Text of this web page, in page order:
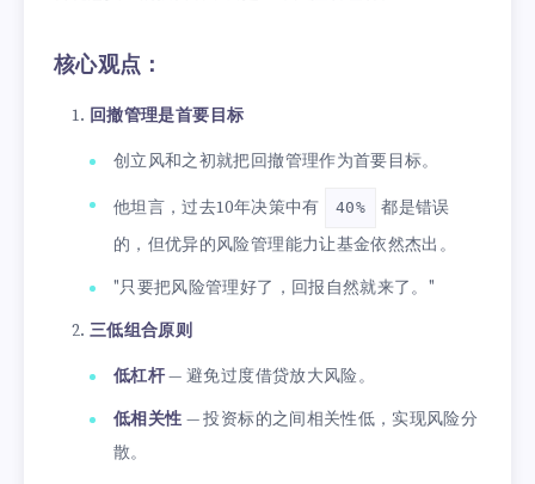
核心观点：
回撤管理是首要目标
创立风和之初就把回撤管理作为首要目标。
他坦言，过去10年决策中有 40%
都是错误
的，但优异的风险管理能力让基金依然杰出。
"只要把风险管理好了，回报自然就来了。"
三低组合原则
低杠杆— 避免过度借贷放大风险。
低相关性 — 投资标的之间相关性低，实现风险分
散。